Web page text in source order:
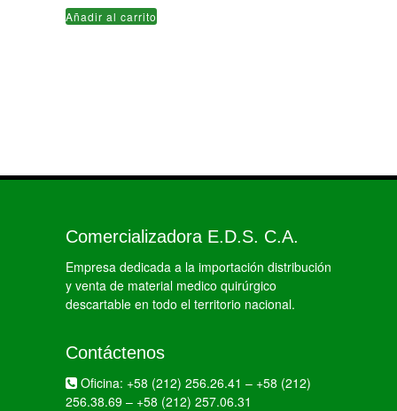
Añadir al carrito
Comercializadora E.D.S. C.A.
Empresa dedicada a la importación distribución
y venta de material medico quirúrgico
descartable en todo el territorio nacional.
Contáctenos
Oficina: +58 (212) 256.26.41 – +58 (212)
256.38.69 – +58 (212) 257.06.31